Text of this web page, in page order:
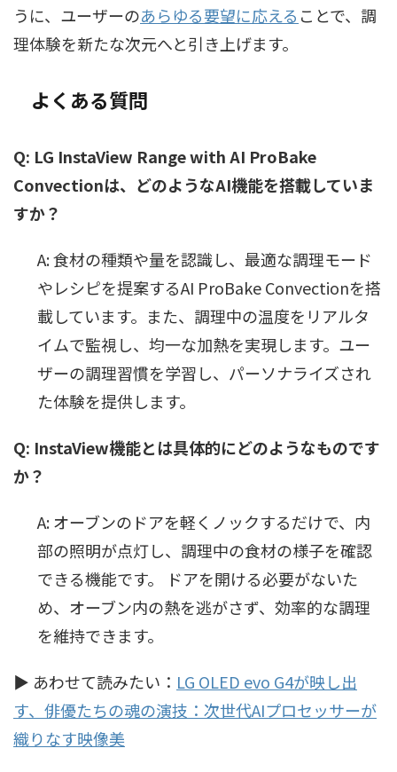
うに、ユーザーのあらゆる要望に応える ことで、調
理体験を新たな次元へと引き上げます。
よくある質問
Q: LG InstaView Range with AI ProBake
Convectionは、どのようなAI機能を搭載していま
すか？
A: 食材の種類や量を認識し、最適な調理モード
やレシピを提案するAI ProBake Convectionを搭
載しています。また、調理中の温度をリアルタ
イムで監視し、均一な加熱を実現します。ユー
ザーの調理習慣を学習し、パーソナライズされ
た体験を提供します。
Q: InstaView機能とは具体的にどのようなものです
か？
A: オーブンのドアを軽くノックするだけで、内
部の照明が点灯し、調理中の食材の様子を確認
できる機能です。 ドアを開ける必要がないた
め、オーブン内の熱を逃がさず、効率的な調理
を維持できます。
▶ あわせて読みたい： LG OLED evo G4が映し出
す、俳優たちの魂の演技：次世代AIプロセッサーが
織りなす映像美